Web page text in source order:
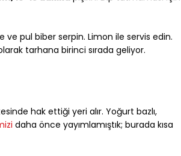
ve pul biber serpin. Limon ile servis edin.
tarhana birinci sırada geliyor.
hak ettiği yeri alır. Yoğurt bazlı,
daha önce yayımlamıştık; burada kısa